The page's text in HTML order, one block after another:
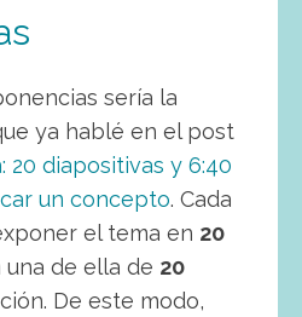
sería la
ya hablé en el post
20 diapositivas y 6:40
un concepto. Cada
el tema en 20
una de ella de 20
De este modo,